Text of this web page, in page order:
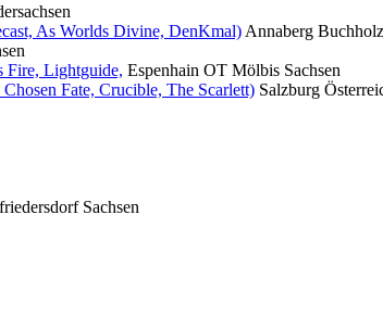
As Worlds Divine, DenKmal) Annaberg Buchholz
Fire, Lightguide, Espenhain OT Mölbis Sachsen
Fate, Crucible, The Scarlett) Salzburg
Sachsen